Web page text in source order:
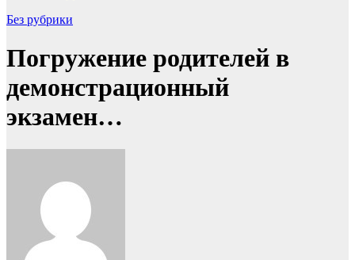
Без рубрики
Погружение родителей в
демонстрационный
экзамен…